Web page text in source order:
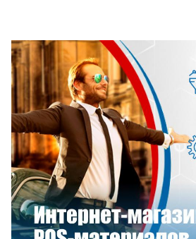
Смотреть проект